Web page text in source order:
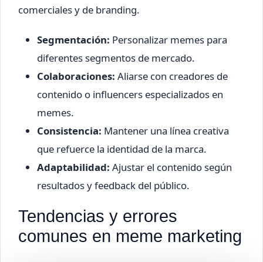
comerciales y de branding.
Segmentación: Personalizar memes para
diferentes segmentos de mercado.
Colaboraciones: Aliarse con creadores de
contenido o influencers especializados en
memes.
Consistencia: Mantener una línea creativa
que refuerce la identidad de la marca.
Adaptabilidad: Ajustar el contenido según
resultados y feedback del público.
Tendencias y errores
comunes en meme marketing